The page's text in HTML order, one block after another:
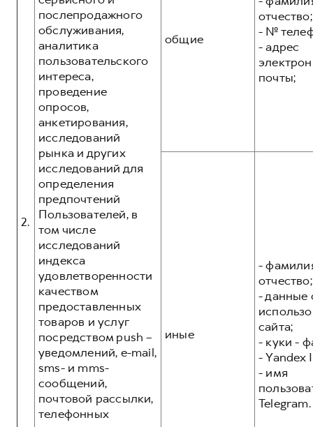
2.
послепродажного
обслуживания,
аналитика
пользовательского
интереса,
проведение
опросов,
анкетирования,
исследований
рынка и других
исследований для
определения
предпочтений
Пользователей, в
том числе
исследований
индекса
удовлетворенности
качеством
предоставленных
товаров и услуг
посредством push –
уведомлений, e-mail,
sms- и mms-
сообщений,
почтовой рассылки,
телефонных
общие
отчество;
- №
- адрес
почты;
иные
-
отчество;
- данные
сайта;
- куки -
- Yandex
- имя
Telegram.